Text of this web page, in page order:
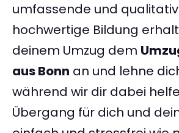
umfassende und qualitativ
hochwertige Bildung
deinem Umzug dem
aus Bonn an und lehne
während wir dir dabei
Übergang für dich und